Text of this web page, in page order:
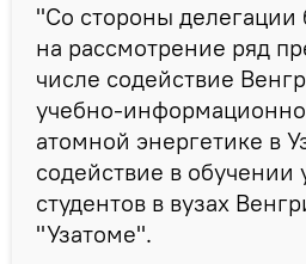
"Со стороны делегации
на рассмотрение ряд
числе содействие
учебно-
атомной энергетике в
содействие в обучении
студентов в вузах
"Узатоме".